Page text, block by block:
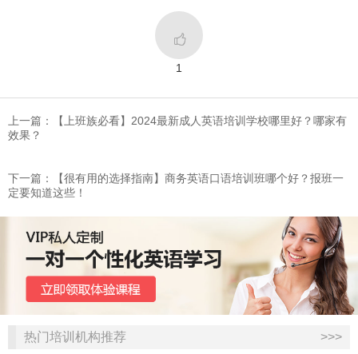

1
上一篇：【上班族必看】2024最新成人英语培训学校哪里好？哪家有
效果？
下一篇：【很有用的选择指南】商务英语口语培训班哪个好？报班一
定要知道这些！
热门培训机构推荐 >>>